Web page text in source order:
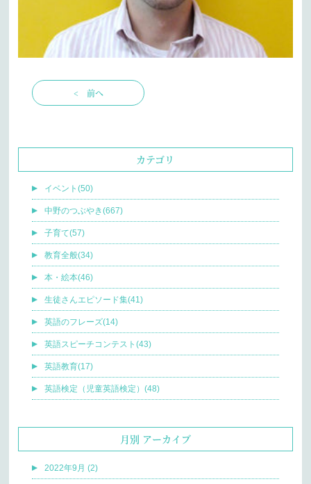
< 前へ
カテゴリ
イベント(50)
中野のつぶやき(667)
子育て(57)
教育全般(34)
本・絵本(46)
生徒さんエピソード集(41)
英語のフレーズ(14)
英語スピーチコンテスト(43)
英語教育(17)
英語検定（児童英語検定）(48)
月別 アーカイブ
2022年9月 (2)